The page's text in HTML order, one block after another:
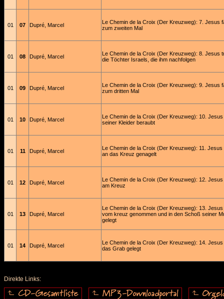
01 07 Dupré, Marcel
Le Chemin de la Croix (Der Kreuzweg): 7. Jesus
zum zweiten Mal
01 08 Dupré, Marcel
Le Chemin de la Croix (Der Kreuzweg): 8. Jesus
die Töchter Israels, die ihm nachfolgen
01 09 Dupré, Marcel
Le Chemin de la Croix (Der Kreuzweg): 9. Jesus
zum dritten Mal
01 10 Dupré, Marcel
Le Chemin de la Croix (Der Kreuzweg): 10. Jesus
seiner Kleider beraubt
01 11 Dupré, Marcel
Le Chemin de la Croix (Der Kreuzweg): 11. Jesus
an das Kreuz genagelt
01 12 Dupré, Marcel
Le Chemin de la Croix (Der Kreuzweg): 12.
am Kreuz
01 13 Dupré, Marcel
Le Chemin de la Croix (Der Kreuzweg): 13. Jesus
vom kreuz genommen und in den Schoß seiner
gelegt
01 14 Dupré, Marcel
Le Chemin de la Croix (Der Kreuzweg): 14. Jesus
das Grab gelegt
Direkte Links: